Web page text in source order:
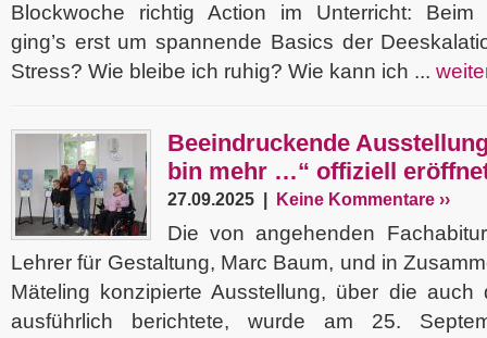
Blockwoche richtig Action im Unterricht: Beim
ging’s erst um spannende Basics der
Stress? Wie bleibe ich ruhig? Wie kann ich ...
Beeindruckende
bin mehr …“ offiziell
27.09.2025 | Keine Kommentare ››
Die von angehenden
Lehrer für Gestaltung, Marc Baum, und in
Mäteling konzipierte Ausstellung, über die auch
ausführlich berichtete, wurde am 25.